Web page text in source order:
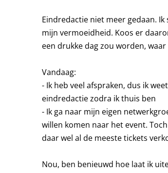
Eindredactie niet meer gedaan.
mijn vermoeidheid. Koos er
een drukke dag zou worden,
Vandaag:
- Ik heb veel afspraken, dus ik
eindredactie zodra ik thuis ben
- Ik ga naar mijn eigen
willen komen naar het event.
daar wel al de meeste tickets
Nou, ben benieuwd hoe laat ik